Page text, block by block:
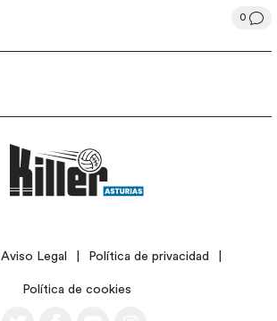
0
Aviso Legal Política de privacidad
Política de cookies